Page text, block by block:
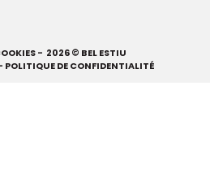
- 2026 © BEL ESTIU
POLITIQUE DE CONFIDENTIALITÉ